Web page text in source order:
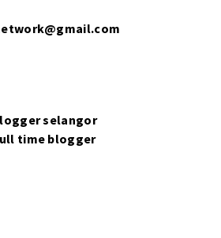
selangor
time blogger